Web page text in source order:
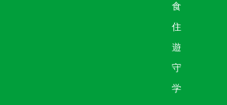
食
住
遊
守
学